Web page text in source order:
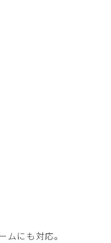
にも対応。